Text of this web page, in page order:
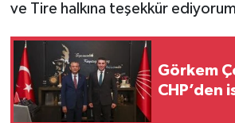
ve Tire halkına teşekkür
Görkem
CHP’den